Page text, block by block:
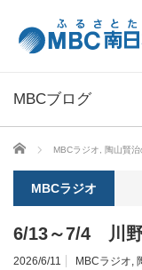
MBCブログ
ホーム MBCラジオ 陶山賢
MBCラジオ
6/13～7/4 川
2026/6/11 MBCラジオ,